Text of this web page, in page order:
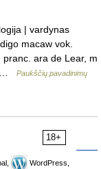
| vardynas
macaw vok.
ara de Lear, m
…
Paukščių pavadinimų
18+
WordPress,